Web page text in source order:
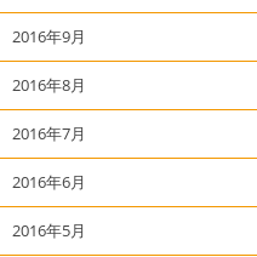
2016年9月
2016年8月
2016年7月
2016年6月
2016年5月